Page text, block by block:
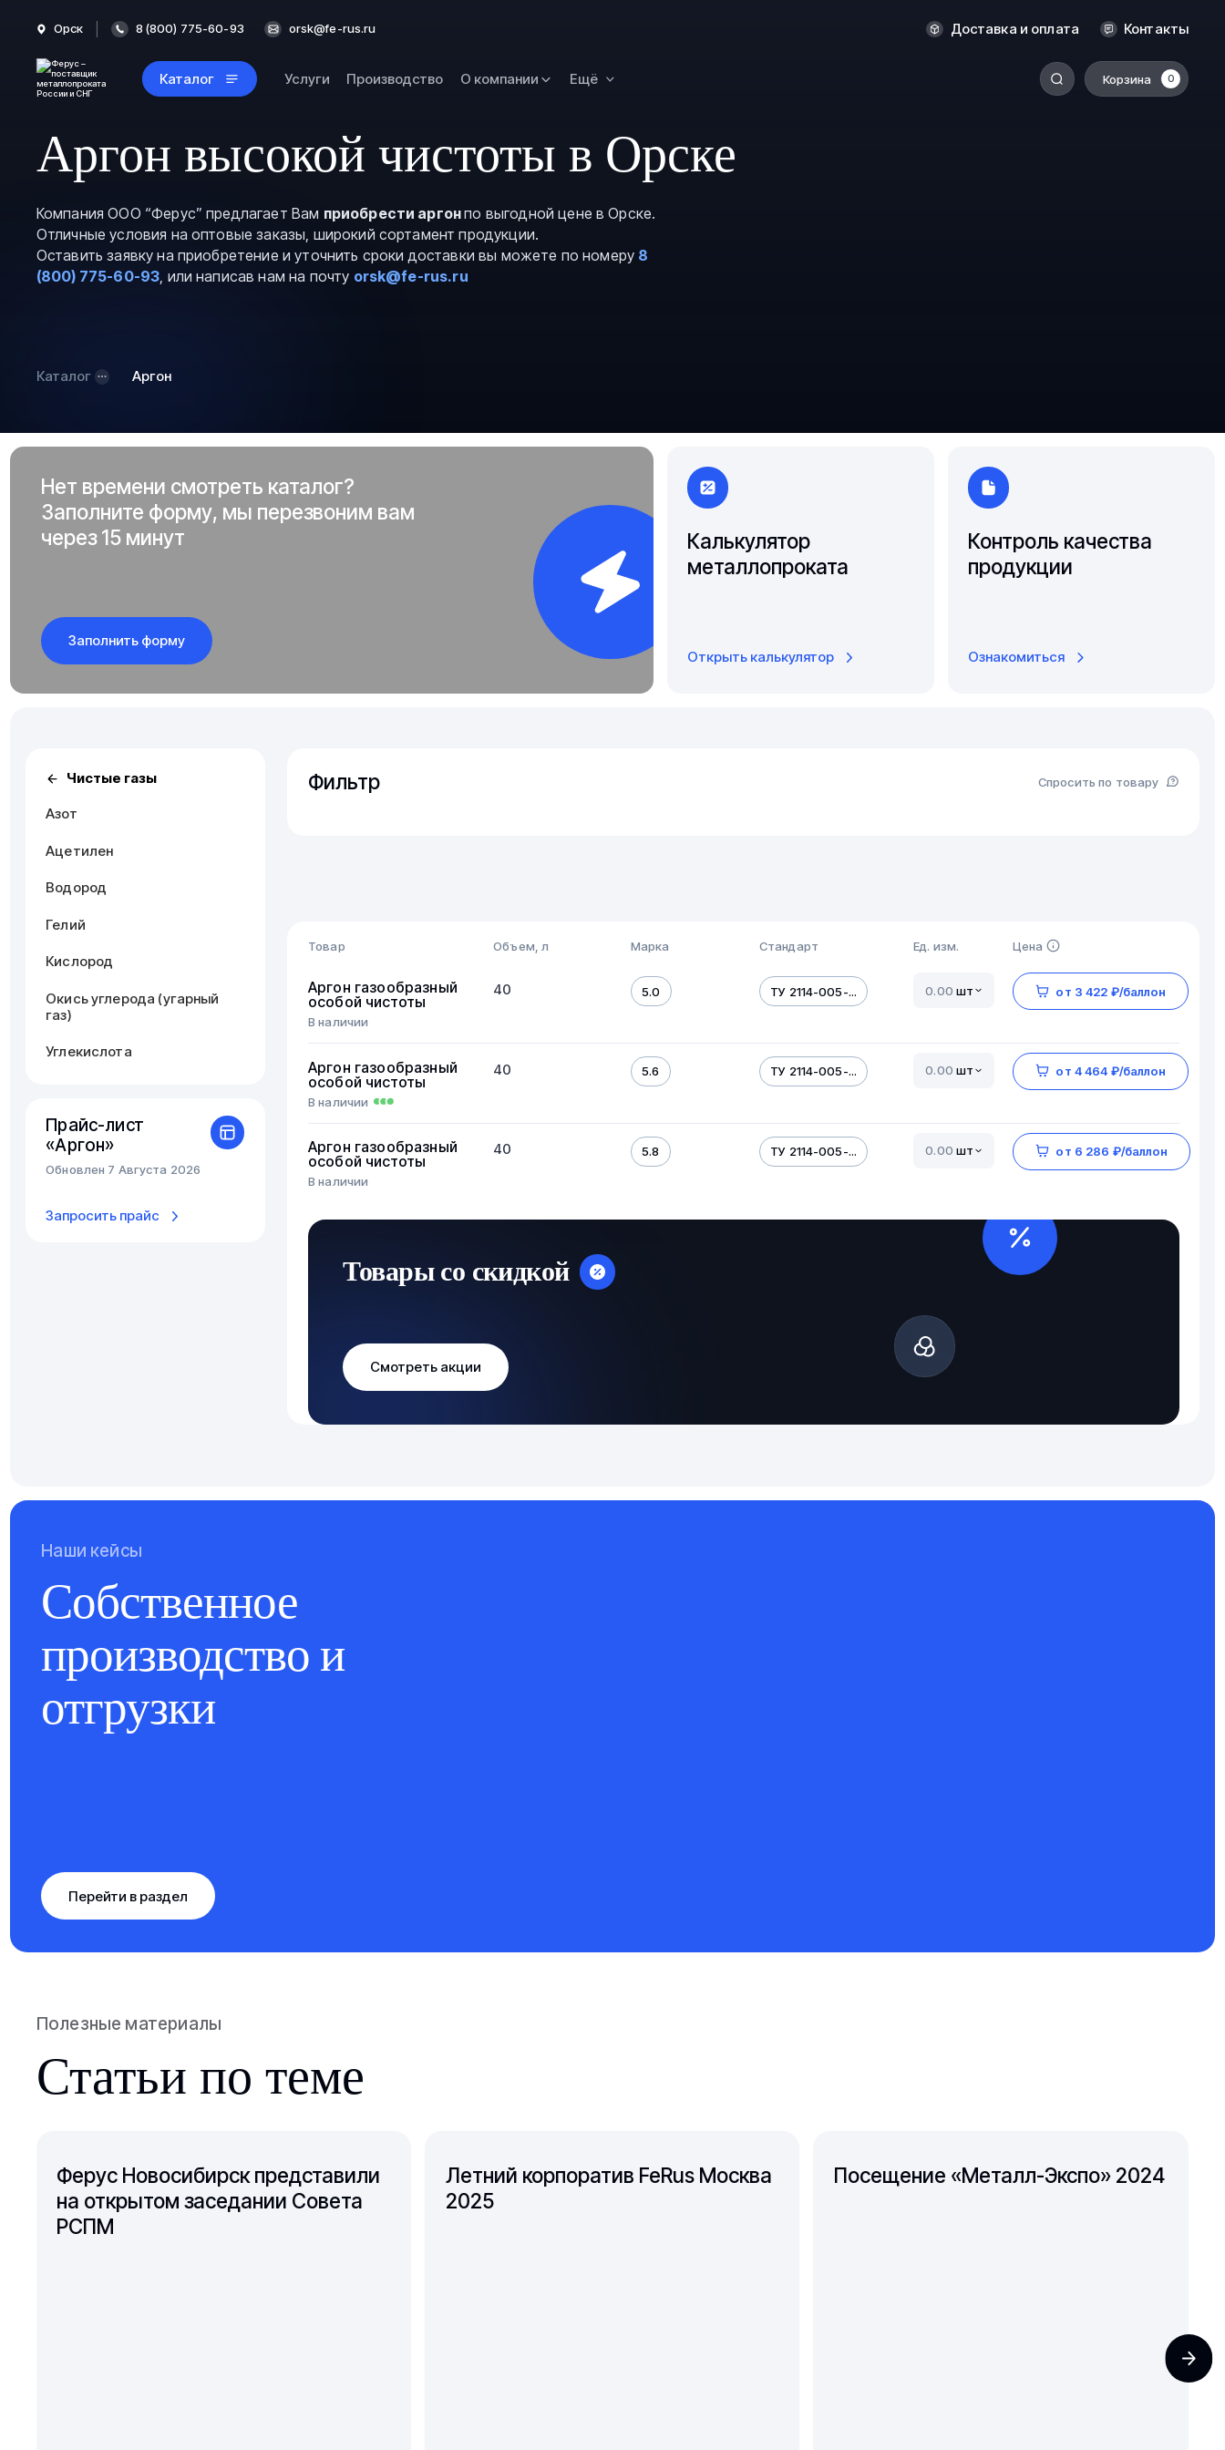
Орск 8 (800) 775-60-93 orsk@fe-rus.ru Доставка и оплата Контакты
Каталог Услуги Производство О компании Ещё Корзина 0
Оренбург
Пермь
Ростов-на-Дону
Рязань
Самара
Аргон высокой чистоты в Орске
Компания ООО “Ферус” предлагает Вам приобрести аргонпо выгодной цене в Орске.
Отличные условия на оптовые заказы, широкий сортамент продукции.
Оставить заявку на приобретение и уточнить сроки доставки вы можете по номеру 8
(800) 775-60-93, или написав нам на почту orsk@fe-rus.ru
Каталог Аргон
Нет времени смотреть каталог?
Заполните форму, мы перезвоним вам
через 15 минут
Заполнить форму
Калькулятор
металлопроката
Открыть калькулятор
Контроль качества
продукции
Ознакомиться
Чистые газы
Азот
Ацетилен
Водород
Гелий
Кислород
Окись углерода (угарный
газ)
Углекислота
Прайс-лист
«Аргон»
Обновлен 7 Августа 2026
Запросить прайс
Фильтр Спросить по товару
Товар Объем, л Марка Стандарт Ед. изм. Цена
Аргон газообразный
особой чистоты
В наличии
40 5.0 ТУ 2114-005-... шт от 3 422 ₽/баллон
Аргон газообразный
особой чистоты
В наличии
40 5.6 ТУ 2114-005-... шт от 4 464 ₽/баллон
Аргон газообразный
особой чистоты
В наличии
40 5.8 ТУ 2114-005-... шт от 6 286 ₽/баллон
Товары со скидкой
Смотреть акции
Наши кейсы
Собственное
производство и
отгрузки
Перейти в раздел
Полезные материалы
Статьи по теме
Ферус Новосибирск представили
на открытом заседании Совета
РСПМ
Летний корпоратив FeRus Москва
2025
Посещение «Металл-Экспо» 2024